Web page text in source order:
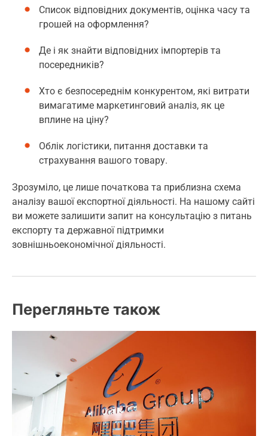
Список відповідних документів, оцінка часу та
грошей на оформлення?
Де і як знайти відповідних імпортерів та
посередників?
Хто є безпосереднім конкурентом, які витрати
вимагатиме маркетинговий аналіз, як це
вплине на ціну?
Облік логістики, питання доставки та
страхування вашого товару.
Зрозуміло, це лише початкова та приблизна схема
аналізу вашої експортної діяльності. На нашому сайті
ви можете залишити запит на консультацію з питань
експорту та державної підтримки
зовнішньоекономічної діяльності.
Перегляньте також